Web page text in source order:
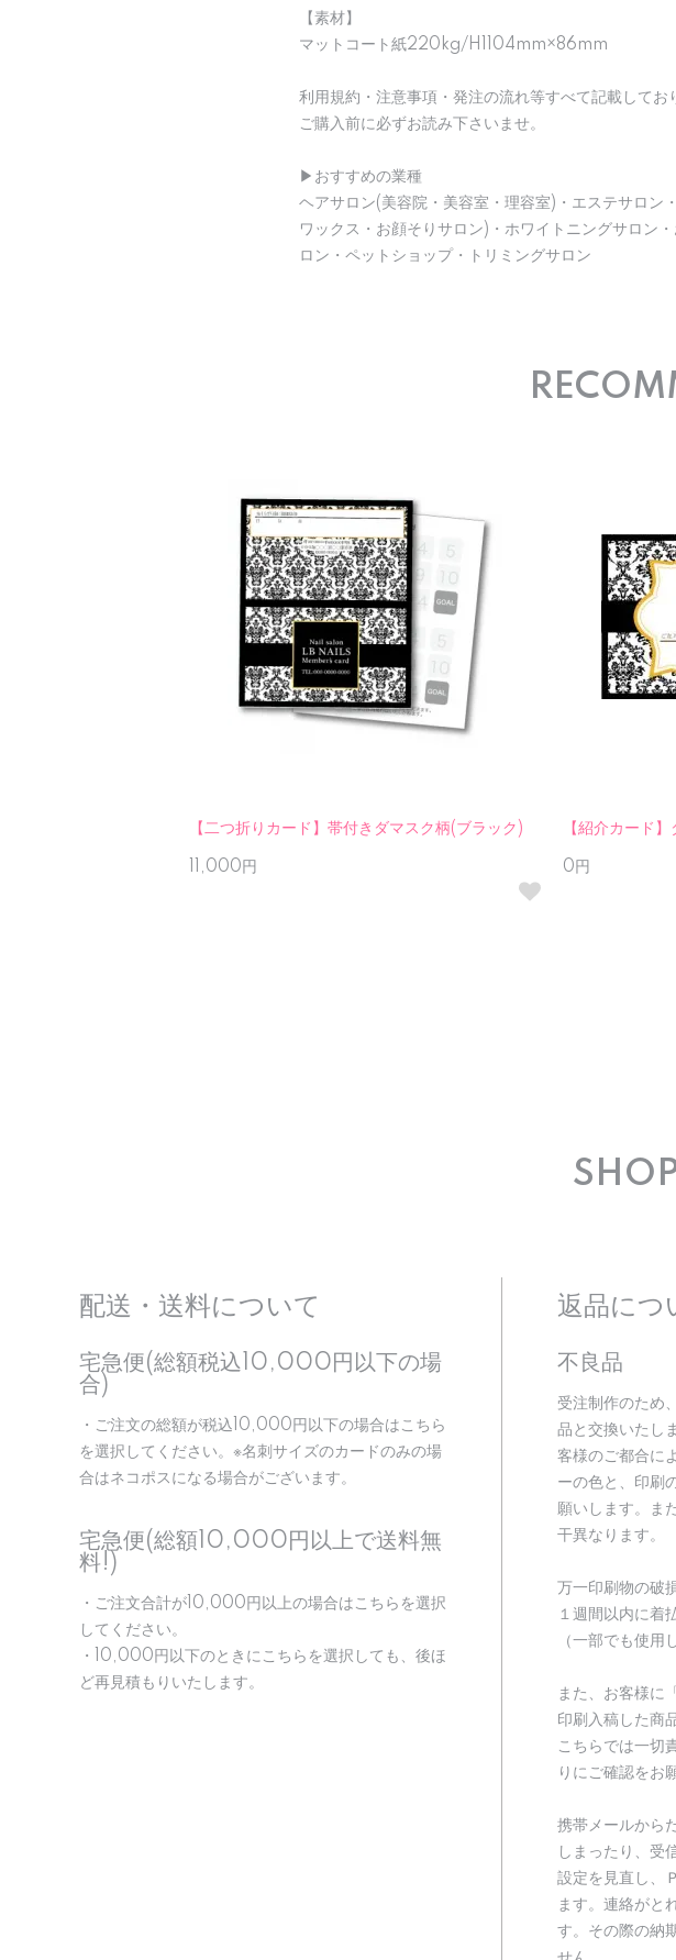
【素材】
マットコート紙220kg/H1104mm×86mm
利用規約・注意事項・発注の流れ等すべて記載してお
ご購入前に必ずお読み下さいませ。
▶︎おすすめの業種
ヘアサロン(美容院・美容室・理容室)・エステサロン
ワックス・お顔そりサロン)・ホワイトニングサロン
ロン・ペットショップ・トリミングサロン
【二つ折りカード】帯付きダマスク柄(ブラック)
11,000円
【紹介カード
0円
配送・送料について
宅急便(総額税込10,000円以下の場
合)
・ご注文の総額が税込10,000円以下の場合はこちら
を選択してください。※名刺サイズのカードのみの場
合はネコポスになる場合がございます。
宅急便(総額10,000円以上で送料無
料!)
・ご注文合計が10,000円以上の場合はこちらを選択
してください。
・10,000円以下のときにこちらを選択しても、後ほ
ど再見積もりいたします。
返品につ
不良品
受注制作のため
品と交換いたし
客様のご都合に
ーの色と、印刷
願いします。ま
干異なります。
万一印刷物の破
１週間以内に着
（一部でも使用
また、お客様に
印刷入稿した商
こちらでは一切
りにご確認をお
携帯メールから
しまったり、受
設定を見直し、
ます。連絡がと
す。その際の納